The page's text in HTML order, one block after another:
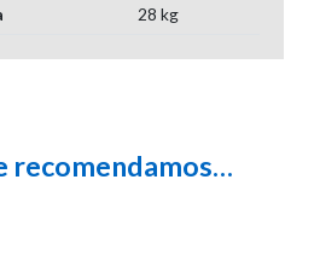
28 kg
recomendamos…